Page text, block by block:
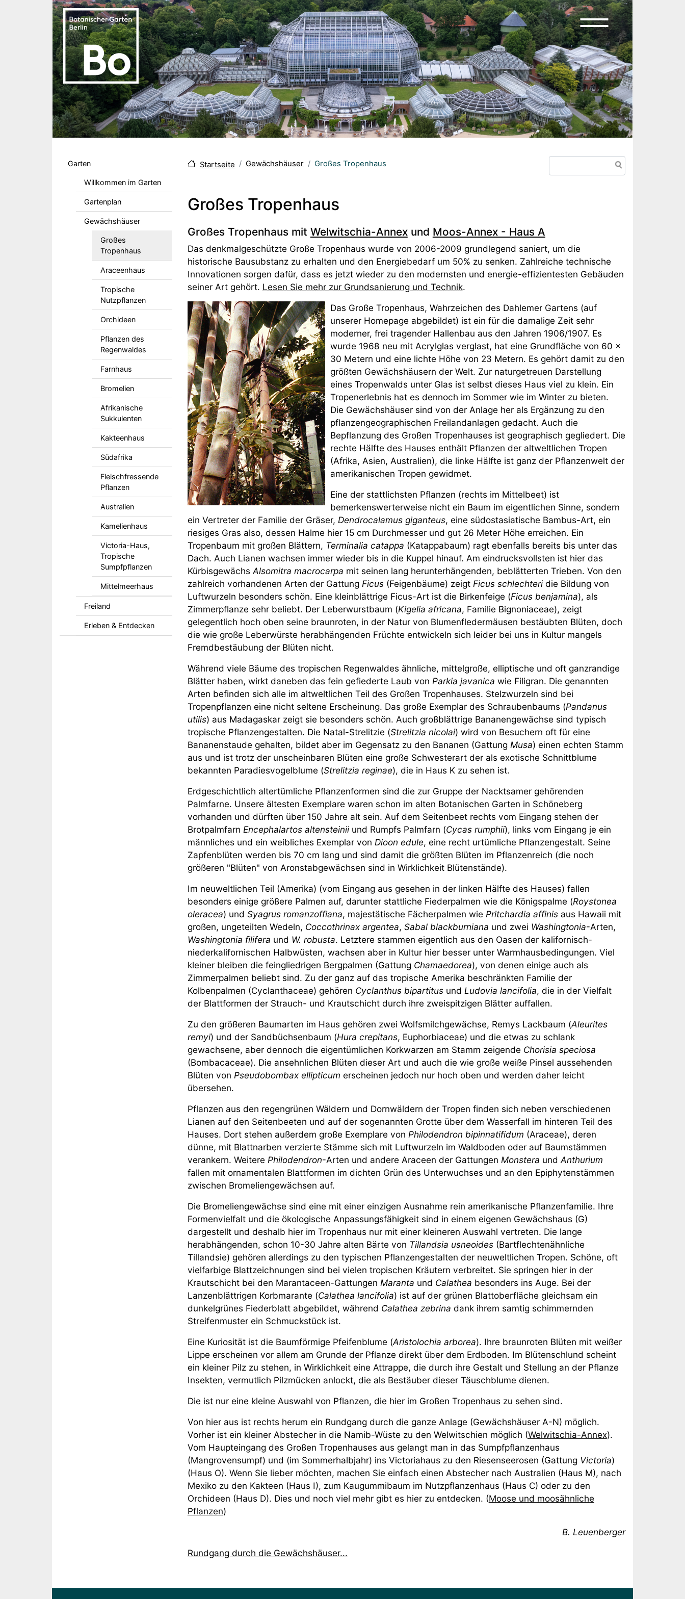
Direkt zum Inhalt
Garten
Willkommen im Garten
Gartenplan
Gewächshäuser
Großes
Tropenhaus
Araceenhaus
Tropische
Nutzpflanzen
Orchideen
Pflanzen des
Regenwaldes
Farnhaus
Bromelien
Afrikanische
Sukkulenten
Kakteenhaus
Südafrika
Fleischfressende
Pflanzen
Australien
Kamelienhaus
Victoria-Haus,
Tropische
Sumpfpflanzen
Mittelmeerhaus
Freiland
Erleben & Entdecken
Startseite Gewächshäuser Großes Tropenhaus
Großes Tropenhaus
Body
Großes Tropenhaus mit Welwitschia-Annexund Moos-Annex - Haus A
Das denkmalgeschützte Große Tropenhaus wurde von 2006-2009 grundlegend saniert, um die
historische Bausubstanz zu erhalten und den Energiebedarf um 50% zu senken. Zahlreiche technische
Innovationen sorgen dafür, dass es jetzt wieder zu den modernsten und energie-effizientesten Gebäuden
seiner Art gehört. Lesen Sie mehr zur Grundsanierung und Technik.
Das Große Tropenhaus, Wahrzeichen des Dahlemer Gartens (auf
unserer Homepage abgebildet) ist ein für die damalige Zeit sehr
moderner, frei tragender Hallenbau aus den Jahren 1906/1907. Es
wurde 1968 neu mit Acrylglas verglast, hat eine Grundfläche von 60 x
30 Metern und eine lichte Höhe von 23 Metern. Es gehört damit zu den
größten Gewächshäusern der Welt. Zur naturgetreuen Darstellung
eines Tropenwalds unter Glas ist selbst dieses Haus viel zu klein. Ein
Tropenerlebnis hat es dennoch im Sommer wie im Winter zu bieten.
Die Gewächshäuser sind von der Anlage her als Ergänzung zu den
pflanzengeographischen Freilandanlagen gedacht. Auch die
Bepflanzung des Großen Tropenhauses ist geographisch gegliedert. Die
rechte Hälfte des Hauses enthält Pflanzen der altweltlichen Tropen
(Afrika, Asien, Australien), die linke Hälfte ist ganz der Pflanzenwelt der
amerikanischen Tropen gewidmet.
Eine der stattlichsten Pflanzen (rechts im Mittelbeet) ist
bemerkenswerterweise nicht ein Baum im eigentlichen Sinne, sondern
ein Vertreter der Familie der Gräser, Dendrocalamus giganteus, eine südostasiatische Bambus-Art, ein
riesiges Gras also, dessen Halme hier 15 cm Durchmesser und gut 26 Meter Höhe erreichen. Ein
Tropenbaum mit großen Blättern, Terminalia catappa (Katappabaum) ragt ebenfalls bereits bis unter das
Dach. Auch Lianen wachsen immer wieder bis in die Kuppel hinauf. Am eindrucksvollsten ist hier das
Kürbisgewächs Alsomitra macrocarpa mit seinen lang herunterhängenden, beblätterten Trieben. Von den
zahlreich vorhandenen Arten der Gattung Ficus(Feigenbäume) zeigt Ficus schlechteridie Bildung von
Luftwurzeln besonders schön. Eine kleinblättrige Ficus-Art ist die Birkenfeige (Ficus benjamina), als
Zimmerpflanze sehr beliebt. Der Leberwurstbaum (Kigelia africana, Familie Bignoniaceae), zeigt
gelegentlich hoch oben seine braunroten, in der Natur von Blumenfledermäusen bestäubten Blüten, doch
die wie große Leberwürste herabhängenden Früchte entwickeln sich leider bei uns in Kultur mangels
Fremdbestäubung der Blüten nicht.
Während viele Bäume des tropischen Regenwaldes ähnliche, mittelgroße, elliptische und oft ganzrandige
Blätter haben, wirkt daneben das fein gefiederte Laub von Parkia javanica wie Filigran. Die genannten
Arten befinden sich alle im altweltlichen Teil des Großen Tropenhauses. Stelzwurzeln sind bei
Tropenpflanzen eine nicht seltene Erscheinung. Das große Exemplar des Schraubenbaums (Pandanus
utilis) aus Madagaskar zeigt sie besonders schön. Auch großblättrige Bananengewächse sind typisch
tropische Pflanzengestalten. Die Natal-Strelitzie (Strelitzia nicolai) wird von Besuchern oft für eine
Bananenstaude gehalten, bildet aber im Gegensatz zu den Bananen (Gattung Musa) einen echten Stamm
aus und ist trotz der unscheinbaren Blüten eine große Schwesterart der als exotische Schnittblume
bekannten Paradiesvogelblume (Strelitzia reginae), die in Haus K zu sehen ist.
Erdgeschichtlich altertümliche Pflanzenformen sind die zur Gruppe der Nacktsamer gehörenden
Palmfarne. Unsere ältesten Exemplare waren schon im alten Botanischen Garten in Schöneberg
vorhanden und dürften über 150 Jahre alt sein. Auf dem Seitenbeet rechts vom Eingang stehen der
Brotpalmfarn Encephalartos altensteiniiund Rumpfs Palmfarn (Cycas rumphii), links vom Eingang je ein
männliches und ein weibliches Exemplar von Dioon edule, eine recht urtümliche Pflanzengestalt. Seine
Zapfenblüten werden bis 70 cm lang und sind damit die größten Blüten im Pflanzenreich (die noch
größeren "Blüten" von Aronstabgewächsen sind in Wirklichkeit Blütenstände).
Im neuweltlichen Teil (Amerika) (vom Eingang aus gesehen in der linken Hälfte des Hauses) fallen
besonders einige größere Palmen auf, darunter stattliche Fiederpalmen wie die Königspalme (Roystonea
oleracea) und Syagrus romanzoffiana, majestätische Fächerpalmen wie Pritchardia affinisaus Hawaii mit
großen, ungeteilten Wedeln, Coccothrinax argentea, Sabal blackburniana und zwei Washingtonia-Arten,
Washingtonia filifera und W. robusta. Letztere stammen eigentlich aus den Oasen der kalifornisch-
niederkalifornischen Halbwüsten, wachsen aber in Kultur hier besser unter Warmhausbedingungen. Viel
kleiner bleiben die feingliedrigen Bergpalmen (Gattung Chamaedorea), von denen einige auch als
Zimmerpalmen beliebt sind. Zu der ganz auf das tropische Amerika beschränkten Familie der
Kolbenpalmen (Cyclanthaceae) gehören Cyclanthus bipartitusund Ludovia lancifolia, die in der Vielfalt
der Blattformen der Strauch- und Krautschicht durch ihre zweispitzigen Blätter auffallen.
Zu den größeren Baumarten im Haus gehören zwei Wolfsmilchgewächse, Remys Lackbaum (Aleurites
remyi) und der Sandbüchsenbaum (Hura crepitans, Euphorbiaceae) und die etwas zu schlank
gewachsene, aber dennoch die eigentümlichen Korkwarzen am Stamm zeigende Chorisia speciosa
(Bombacaceae). Die ansehnlichen Blüten dieser Art und auch die wie große weiße Pinsel aussehenden
Blüten von Pseudobombax ellipticum erscheinen jedoch nur hoch oben und werden daher leicht
übersehen.
Pflanzen aus den regengrünen Wäldern und Dornwäldern der Tropen finden sich neben verschiedenen
Lianen auf den Seitenbeeten und auf der sogenannten Grotte über dem Wasserfall im hinteren Teil des
Hauses. Dort stehen außerdem große Exemplare von Philodendron bipinnatifidum (Araceae), deren
dünne, mit Blattnarben verzierte Stämme sich mit Luftwurzeln im Waldboden oder auf Baumstämmen
verankern. Weitere Philodendron-Arten und andere Araceen der Gattungen Monstera und Anthurium
fallen mit ornamentalen Blattformen im dichten Grün des Unterwuchses und an den Epiphytenstämmen
zwischen Bromeliengewächsen auf.
Die Bromeliengewächse sind eine mit einer einzigen Ausnahme rein amerikanische Pflanzenfamilie. Ihre
Formenvielfalt und die ökologische Anpassungsfähigkeit sind in einem eigenen Gewächshaus (G)
dargestellt und deshalb hier im Tropenhaus nur mit einer kleineren Auswahl vertreten. Die lange
herabhängenden, schon 10-30 Jahre alten Bärte von Tillandsia usneoides(Bartflechtenähnliche
Tillandsie) gehören allerdings zu den typischen Pflanzengestalten der neuweltlichen Tropen. Schöne, oft
vielfarbige Blattzeichnungen sind bei vielen tropischen Kräutern verbreitet. Sie springen hier in der
Krautschicht bei den Marantaceen-Gattungen Maranta und Calathea besonders ins Auge. Bei der
Lanzenblättrigen Korbmarante (Calathea lancifolia) ist auf der grünen Blattoberfläche gleichsam ein
dunkelgrünes Fiederblatt abgebildet, während Calathea zebrina dank ihrem samtig schimmernden
Streifenmuster ein Schmuckstück ist.
Eine Kuriosität ist die Baumförmige Pfeifenblume (Aristolochia arborea). Ihre braunroten Blüten mit weißer
Lippe erscheinen vor allem am Grunde der Pflanze direkt über dem Erdboden. Im Blütenschlund scheint
ein kleiner Pilz zu stehen, in Wirklichkeit eine Attrappe, die durch ihre Gestalt und Stellung an der Pflanze
Insekten, vermutlich Pilzmücken anlockt, die als Bestäuber dieser Täuschblume dienen.
Die ist nur eine kleine Auswahl von Pflanzen, die hier im Großen Tropenhaus zu sehen sind.
Von hier aus ist rechts herum ein Rundgang durch die ganze Anlage (Gewächshäuser A-N) möglich.
Vorher ist ein kleiner Abstecher in die Namib-Wüste zu den Welwitschien möglich (Welwitschia-Annex).
Vom Haupteingang des Großen Tropenhauses aus gelangt man in das Sumpfpflanzenhaus
(Mangrovensumpf) und (im Sommerhalbjahr) ins Victoriahaus zu den Riesenseerosen (Gattung Victoria)
(Haus O). Wenn Sie lieber möchten, machen Sie einfach einen Abstecher nach Australien (Haus M), nach
Mexiko zu den Kakteen (Haus I), zum Kaugummibaum im Nutzpflanzenhaus (Haus C) oder zu den
Orchideen (Haus D). Dies und noch viel mehr gibt es hier zu entdecken. (Moose und moosähnliche
Pflanzen)
B. Leuenberger
Rundgang durch die Gewächshäuser...